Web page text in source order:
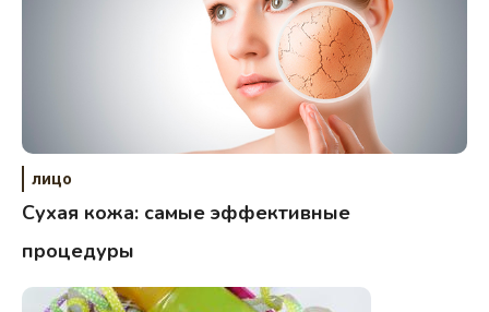
лицо
Сухая кожа: самые эффективные
процедуры